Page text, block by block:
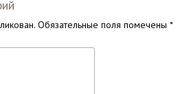
Обязательные поля помечены *